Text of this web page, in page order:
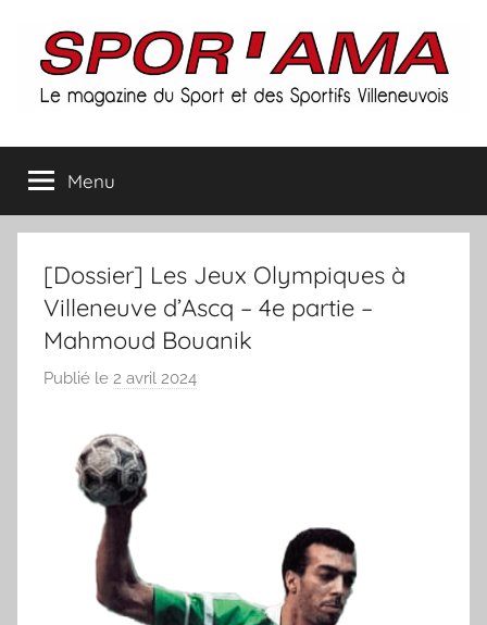
contenu
Spor'ama
le
magazine
du
sportifs
Menu
[Dossier] Les Jeux Olympiques à
Villeneuve d’Ascq – 4e partie –
Mahmoud Bouanik
Publié le 2 avril 2024
a